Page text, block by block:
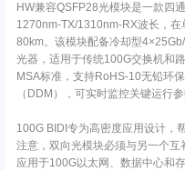
HW兼容QSFP28光模块是一款四
1270nm-TX/1310nm-RX波长，
80km。该模块配备冷却型
光器，适用于传统100G交换机和
MSA标准，支持RoHS-10无铅环
（DDM），可实时监控关键运行参
100G BIDI专为高密度应用设计，
注意，双向光模块必须与另一个
应用于100G以太网、数据中心和存